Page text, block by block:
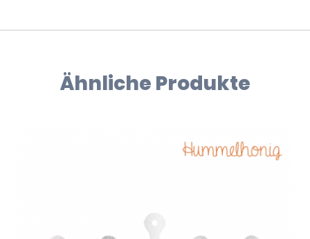
Ähnliche Produkte